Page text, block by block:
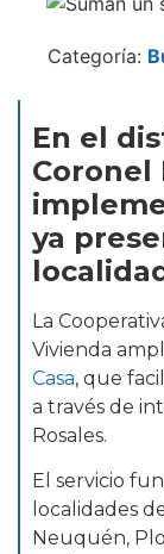
Categoría:
En el
Coronel
ya
La
Vivienda
Casa, que
a través de
Rosales.
El servicio
localidades
Neuquén,